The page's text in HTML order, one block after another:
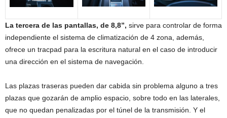
La tercera de las pantallas, de 8,8”, sirve para controlar de forma
independiente el sistema de climatización de 4 zona, además,
ofrece un tracpad para la escritura natural en el caso de introducir
una dirección en el sistema de navegación.
Las plazas traseras pueden dar cabida sin problema alguno a tres
plazas que gozarán de amplio espacio, sobre todo en las laterales,
que no quedan penalizadas por el túnel de la transmisión. Y el